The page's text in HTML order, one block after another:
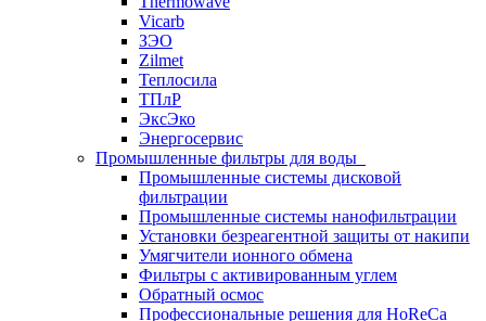
Vicarb
ЗЭО
Zilmet
Теплосила
ТПлР
ЭксЭко
Энергосервис
Промышленные фильтры для воды
Промышленные системы дисковой
фильтрации
Промышленные системы нанофильтрации
Установки безреагентной защиты от накипи
Умягчители ионного обмена
Фильтры с активированным углем
Обратный осмос
Профессиональные решения для HoReCa